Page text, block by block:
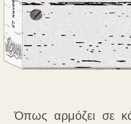
Όπως αρμόζει σε